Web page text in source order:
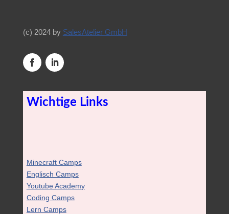
(c) 2024 by SalesAtelier GmbH
Wichtige Links
Minecraft Camps
Englisch Camps
Youtube Academy
Coding Camps
Lern Camps